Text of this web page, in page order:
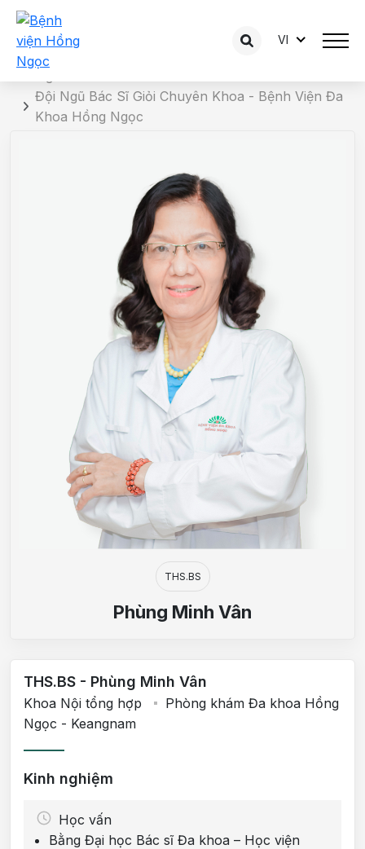
VI
Chi tiết bác sĩ
Đội Ngũ Bác Sĩ Giỏi Chuyên Khoa - Bệnh Viện Đa
Khoa Hồng Ngọc
THS.BS
Phùng Minh Vân
THS.BS - Phùng Minh Vân
Khoa Nội tổng hợp
Phòng khám Đa khoa Hồng
Ngọc - Keangnam
Kinh nghiệm
Học vấn
Bằng Đại học Bác sĩ Đa khoa – Học viện